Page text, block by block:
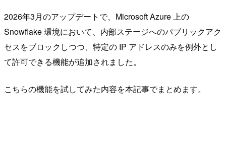
2026年3月のアップデートで、Microsoft Azure 上の
Snowflake 環境において、内部ステージへのパブリックアク
セスをブロックしつつ、特定の IP アドレスのみを例外とし
て許可できる機能が追加されました。
こちらの機能を試してみた内容を本記事でまとめます。